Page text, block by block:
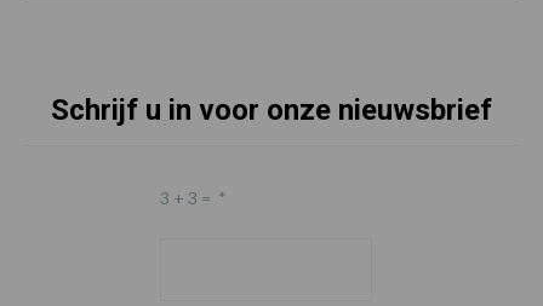
Schrijf u in voor onze nieuwsbrief
3 + 3 = *